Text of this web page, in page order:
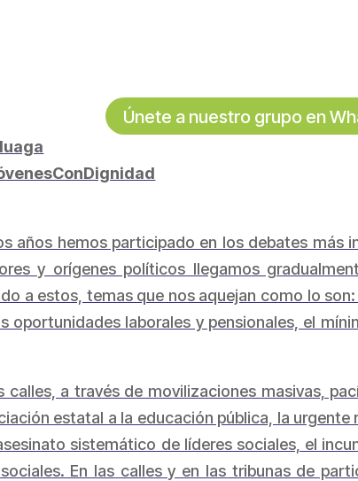
Únete a nuestro grupo en
años hemos participado en los debates más
y orígenes políticos llegamos
a estos, temas que nos aquejan como lo
oportunidades laborales y pensionales, el
calles, a través de movilizaciones masivas,
estatal a la educación pública, la urgente
sistemático de líderes sociales, el
En las calles y en las tribunas de